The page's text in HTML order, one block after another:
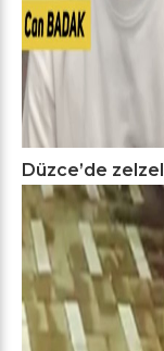
Düzce’de